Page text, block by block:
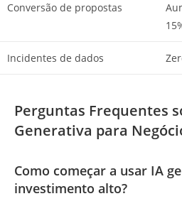
Conversão de propostas
Incidentes de dados
Perguntas Frequentes
Generativa para
Como começar a usar IA
investimento alto?